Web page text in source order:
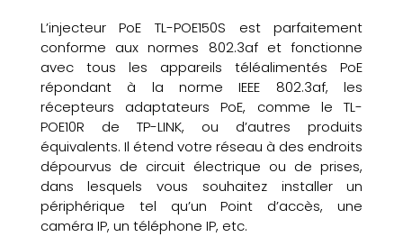
L’injecteur PoE TL-POE150S est parfaitement
conforme aux normes 802.3af et fonctionne
avec tous les appareils téléalimentés PoE
répondant à la norme IEEE 802.3af, les
récepteurs adaptateurs PoE, comme le TL-
POE10R de TP-LINK, ou d’autres produits
équivalents. Il étend votre réseau à des endroits
dépourvus de circuit électrique ou de prises,
dans lesquels vous souhaitez installer un
périphérique tel qu’un Point d’accès, une
caméra IP, un téléphone IP, etc.